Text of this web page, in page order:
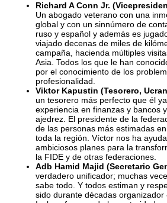
Richard A Conn Jr.
Un abogado veterano con una
global y con un sinnúmero de
ruso y español y además es
viajado decenas de miles de
campaña, hacienda múltiples
Asia. Todos los que le han
por el conocimiento de los
profesionalidad.
Viktor Kapustin (Tesorero,
un tesorero más perfecto que él
experiencia en finanzas y bancos
ajedrez. El presidente de la
de las personas más estimadas
toda la región. Víctor nos ha
ambiciosos planes para la
la FIDE y de otras federaciones.
Adb Hamid Majid (Secretario
verdadero unificador; muchas
sabe todo. Y todos estiman y
sido durante décadas organizador